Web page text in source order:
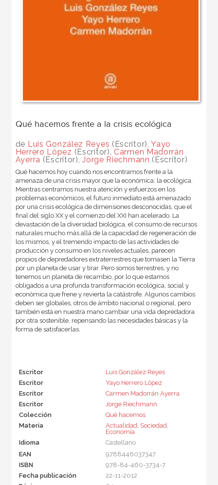
Qué hacemos frente a la crisis ecológica
de Luis González Reyes (Escritor),Yayo
Herrero López (Escritor), Carmen Madorrán
Ayerra (Escritor),Jorge Riechmann (Escritor)
Qué hacemos hoy cuando nos encontramos frente a la
amenaza de una crisis mayor que la económica: la ecológica.
Mientras centramos nuestra atención y esfuerzos en los
problemas económicos, el futuro inmediato está amenazado
por una crisis ecológica de dimensiones desconocidas, que el
final del siglo XX y el comienzo del XXI han acelerado. La
devastación de la diversidad biológica, el consumo de recursos
naturales mucho más allá de la capacidad de regeneración de
los mismos, y el tremendo impacto de las actividades de
producción y consumo en los niveles actuales, parecen
propios de depredadores extraterrestres que tomasen la Tierra
por un planeta de usar y tirar. Pero somos terrestres, y no
tenemos un planeta de recambio, por lo que estamos
obligados a una profunda transformación ecológica, social y
económica que frene y revierta la catástrofe. Algunos cambios
deben ser globales, otros de ámbito nacional o regional, pero
también está en nuestra mano cambiar una vida depredadora
por otra sostenible, repensando las necesidades básicas y la
forma de satisfacerlas.
Escritor
Luis González Reyes
Escritor
Yayo Herrero López
Escritor
Carmen Madorrán Ayerra
Escritor
Jorge Riechmann
Colección
Qué hacemos
Materia
Actualidad Sociedad
Economía
Idioma
Castellano
EAN
9788446037347
ISBN
978-84-460-3734-7
Fecha publicación
22-11-2012